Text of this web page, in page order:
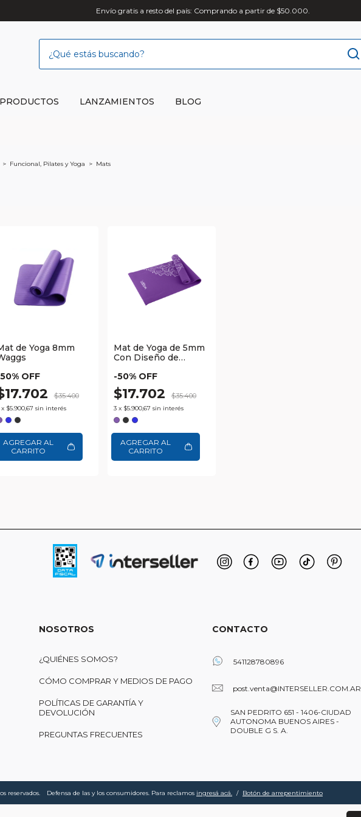
Envío gratis a resto del país: Comprando a partir de $50.000.
PRODUCTOS LANZAMIENTOS BLOG
> Funcional, Pilates y Yoga > Mats
de Yoga 8mm
50% OFF
$35.400
x $5.900,67 sin interés
AGREGAR AL
CARRITO
Mat de Yoga de 5mm
Con Diseño de
-50% OFF
$17.702 $35.400
3 x $5.900,67 sin interés
AGREGAR AL
CARRITO
NOSOTROS
¿QUIÉNES SOMOS?
CÓMO COMPRAR Y MEDIOS DE PAGO
POLÍTICAS DE GARANTÍA Y
DEVOLUCIÓN
PREGUNTAS FRECUENTES
CONTACTO
541128780896
post.venta@INTERSELLER.COM.AR
SAN PEDRITO 651 - 1406-CIUDAD
AUTONOMA BUENOS AIRES -
DOUBLE G S. A.
reservados. Defensa de las y los consumidores. Para reclamos ingresá acá. / Botón de arrepentimiento